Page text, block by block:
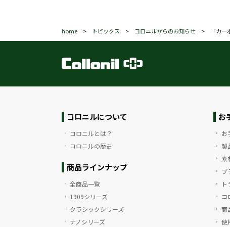
home > トピックス > コロニルからのお知らせ > 「カ
コロニルについて
コロニルとは？
コロニルの歴史
商品ラインナップ
全商品一覧
1909シリーズ
クラシックシリーズ
ナノシリーズ
お
お
製
素
ブ
コ
商
使